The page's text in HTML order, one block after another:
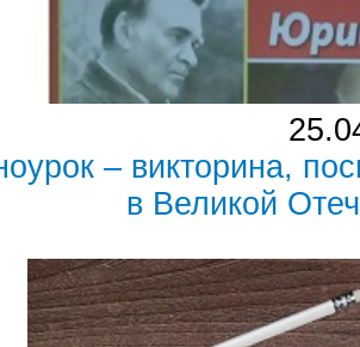
– викторина,
в Великой